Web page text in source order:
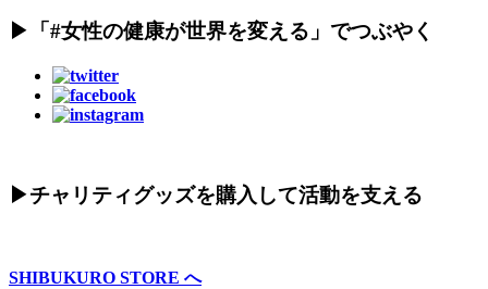
▶︎「#女性の健康が世界を変える」でつぶやく
▶︎チャリティグッズを購入して活動を支える
SHIBUKURO STORE へ